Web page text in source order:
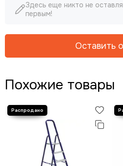
Здесь еще никто не
первым!
Оставить
Похожие товары